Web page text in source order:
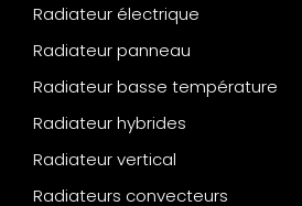
Radiateur électrique
Radiateur panneau
Radiateur basse température
Radiateur hybrides
Radiateur vertical
Radiateurs convecteurs